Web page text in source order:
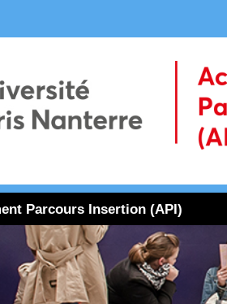
Parcours Insertion (API)